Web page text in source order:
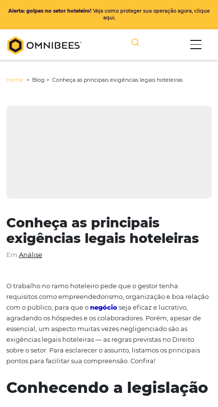
Conheça as principais
exigências legais
EmAnálise
O trabalho no ramo hoteleiro pede que o gestor tenha
requisitos como empreendedorismo, organização e boa
com o público, para que onegócioseja eficaz e
essencial, um aspecto muitas vezes negligenciado são
exigências legais hoteleiras — as regras previstas no
Alerta: golpes no setor hoteleiro!Veja como proteger sua operação